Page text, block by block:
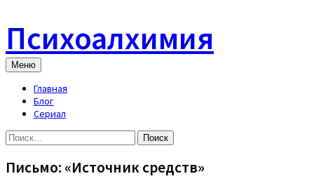
content
Психоалхимия
Меню
Главная
Блог
Сериал
Найти:
Письмо: «Источник средств»